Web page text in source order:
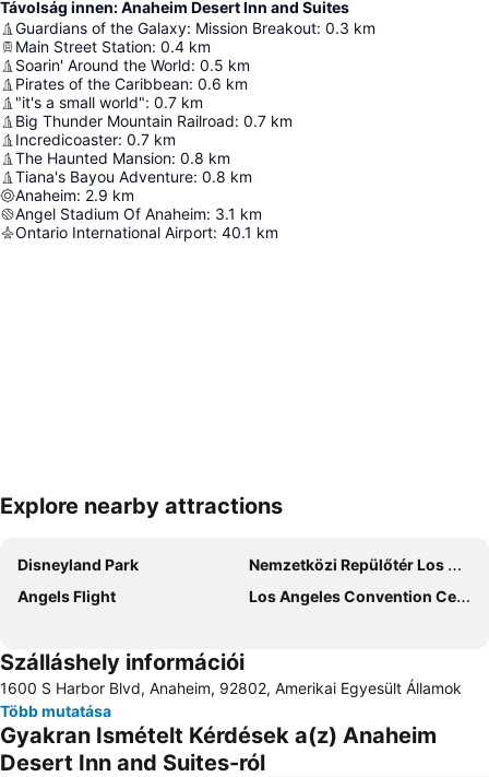
Távolság innen: Anaheim Desert Inn and Suites
Guardians of the Galaxy: Mission Breakout: 0.3 km
Main Street Station: 0.4 km
Soarin' Around the World: 0.5 km
Pirates of the Caribbean: 0.6 km
"it's a small world": 0.7 km
Big Thunder Mountain Railroad: 0.7 km
Incredicoaster: 0.7 km
The Haunted Mansion: 0.8 km
Tiana's Bayou Adventure: 0.8 km
Anaheim: 2.9 km
Angel Stadium Of Anaheim: 3.1 km
Ontario International Airport: 40.1 km
Nagy méretű térkép
Explore nearby attractions
Disneyland Park
Nemzetközi Repülőtér Los Angeles
Angels Flight
Los Angeles Convention Center
Szálláshely információi
1600 S Harbor Blvd, Anaheim, 92802, Amerikai Egyesült Államok
Több mutatása
Gyakran Ismételt Kérdések a(z) Anaheim
Desert Inn and Suites-ról